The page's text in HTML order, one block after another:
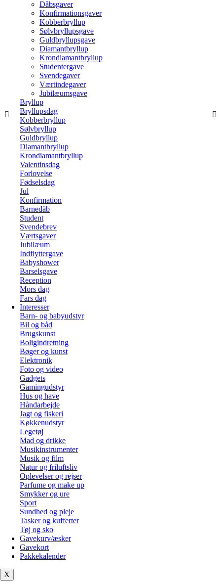
Dåbsgaver
Konfirmationsgaver
Kobberbryllup
Sølvbryllupsgave
Guldbryllupsgave
Diamantbryllup
Krondiamantbryllup
Studentergave
Svendegaver
Værtindegaver
Jubilæumsgave
Bryllup
Bryllupsdag
Kobberbryllup
Sølvbryllup
Guldbryllup
Diamantbryllup
Krondiamantbryllup
Valentinsdag
Forlovelse
Fødselsdag
Jul
Konfirmation
Barnedåb
Student
Svendebrev
Værtsgaver
Jubilæum
Indflyttergave
Babyshower
Barselsgave
Reception
Mors dag
Fars dag
Interesser
Barn- og babyudstyr
Bil og båd
Brugskunst
Boligindretning
Bøger og kunst
Elektronik
Foto og video
Gadgets
Gamingudstyr
Hus og have
Håndarbejde
Jagt og fiskeri
Køkkenudstyr
Legetøj
Mad og drikke
Musikinstrumenter
Musik og film
Natur og friluftsliv
Oplevelser og rejser
Parfume og make up
Smykker og ure
Sport
Sundhed og pleje
Tasker og kufferter
Tøj og sko
Gavekurv/æsker
Gavekort
Pakkekalender
X